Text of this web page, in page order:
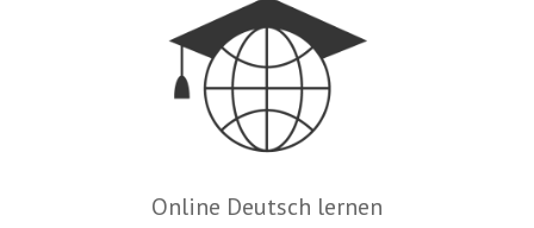
Online Deutsch lernen